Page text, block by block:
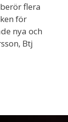
flera
för
nya och
Btj